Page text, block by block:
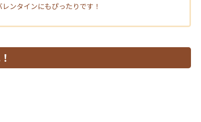
ンタインにもぴったりです！